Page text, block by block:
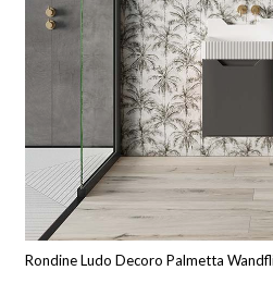
Rondine Ludo Decoro Palmetta